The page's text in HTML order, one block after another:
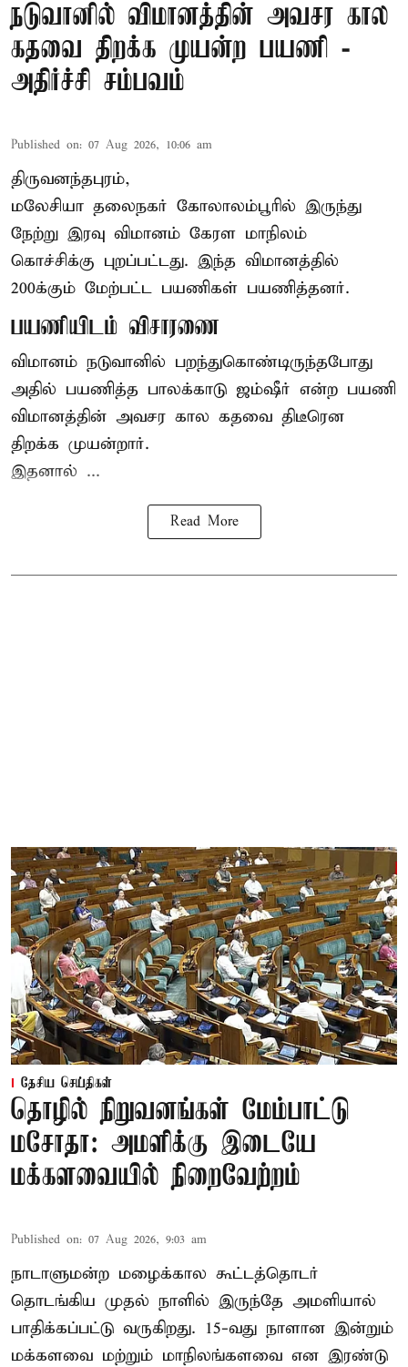
நடுவானில் விமானத்தின் அவசர கால
கதவை திறக்க முயன்ற பயணி -
அதிர்ச்சி சம்பவம்
Published on: 07 Aug 2026, 10:06 am
திருவனந்தபுரம்,
மலேசியா தலைநகர் கோலாலம்பூரில் இருந்து
நேற்று இரவு விமானம் கேரள மாநிலம்
கொச்சிக்கு புறப்பட்டது. இந்த விமானத்தில்
200க்கும் மேற்பட்ட பயணிகள் பயணித்தனர்.
பயணியிடம் விசாரணை
விமானம் நடுவானில் பறந்துகொண்டிருந்தபோது
அதில் பயணித்த பாலக்காடு ஜம்ஷீர் என்ற பயணி
விமானத்தின் அவசர கால கதவை திடீரென
திறக்க முயன்றார்.
இதனால் ...
Read More
தேசிய செய்திகள்
தொழில் நிறுவனங்கள் மேம்பாட்டு
மசோதா: அமளிக்கு இடையே
மக்களவையில் நிறைவேற்றம்
Published on: 07 Aug 2026, 9:03 am
நாடாளுமன்ற மழைக்கால கூட்டத்தொடர்
தொடங்கிய முதல் நாளில் இருந்தே அமளியால்
பாதிக்கப்பட்டு வருகிறது. 15-வது நாளான இன்றும்
மக்களவை மற்றும் மாநிலங்களவை என இரண்டு